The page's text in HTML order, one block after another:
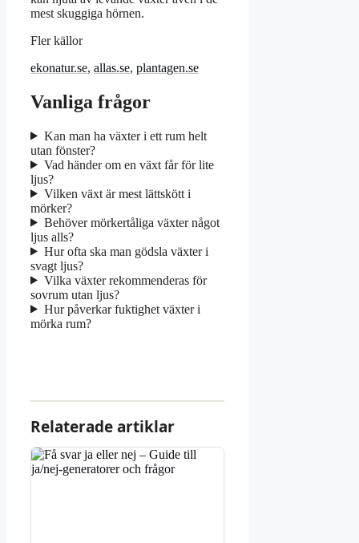
mest skuggiga hörnen.
Fler källor
ekonatur.se, allas.se, plantagen.se
Vanliga frågor
Kan man ha växter i ett rum helt
utan fönster?
Vad händer om en växt får för lite
ljus?
Vilken växt är mest lättskött i
mörker?
Behöver mörkertåliga växter något
ljus alls?
Hur ofta ska man gödsla växter i
svagt ljus?
Vilka växter rekommenderas för
sovrum utan ljus?
Hur påverkar fuktighet växter i
mörka rum?
Relaterade artiklar